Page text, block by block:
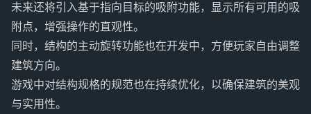
未来还将引入基于指向目标的吸附功能，显示所有可用的吸
附点，增强操作的直观性。
同时，结构的主动旋转功能也在开发中，方便玩家自由调整
建筑方向。
游戏中对结构规格的规范也在持续优化，以确保建筑的美观
与实用性。